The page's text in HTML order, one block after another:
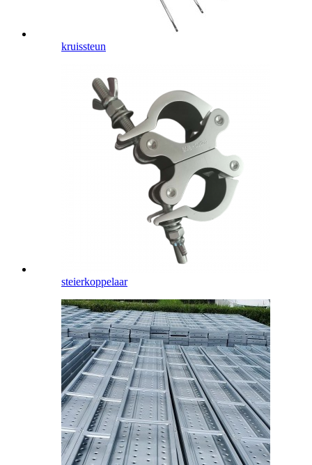
kruissteun
steierkoppelaar